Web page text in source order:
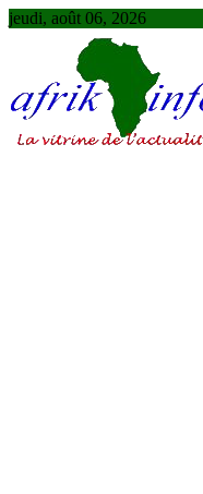
Skip
jeudi, août 06, 2026